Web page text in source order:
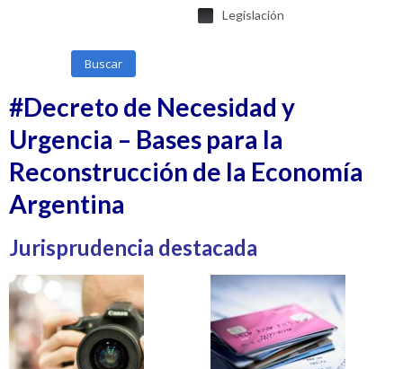
Legislación
Buscar
#Decreto de Necesidad y
Urgencia – Bases para la
Reconstrucción de la Economía
Argentina
Jurisprudencia destacada